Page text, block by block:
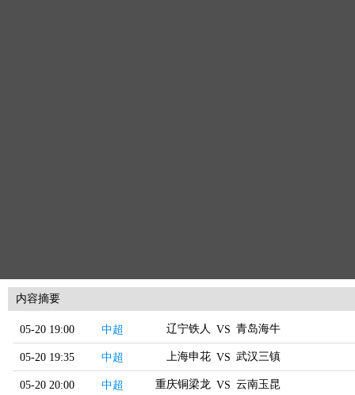
内容摘要
05-20 19:00 中超 辽宁铁人 VS 青岛海牛
05-20 19:35 中超 上海申花 VS 武汉三镇
05-20 20:00 中超 重庆铜梁龙 VS 云南玉昆